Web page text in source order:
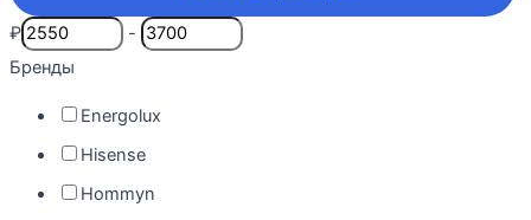
₽
-
Бренды
Energolux
Hisense
Hommyn